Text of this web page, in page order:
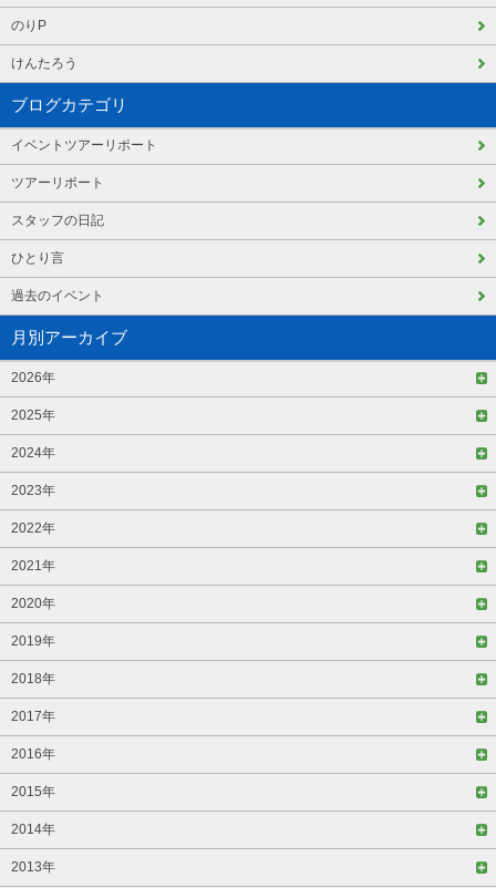
のりP
けんたろう
ブログカテゴリ
イベントツアーリポート
ツアーリポート
スタッフの日記
ひとり言
過去のイベント
月別アーカイブ
2026年
2025年
2024年
2023年
2022年
2021年
2020年
2019年
2018年
2017年
2016年
2015年
2014年
2013年